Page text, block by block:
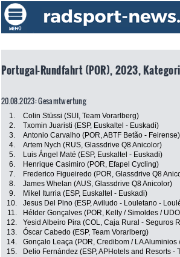
Portugal-Rundfahrt (POR), 2023,
20.08.2023: Gesamtwertung
1. Colin Stüssi (SUI, Team Vorarlberg)
2.
Txomin Juaristi (ESP, Euskaltel - Euskadi)
3.
Antonio Carvalho (POR, ABTF Betão - Feirense)
4.
Artem Nych (RUS, Glassdrive Q8 Anicolor)
5.
Luis Ángel Maté (ESP, Euskaltel - Euskadi)
6.
Henrique Casimiro (POR, Efapel Cycling)
7.
Frederico Figueiredo (POR, Glassdrive Q8
8.
James Whelan (AUS, Glassdrive Q8 Anicolor)
9.
Mikel Iturria (ESP, Euskaltel - Euskadi)
10.
Jesus Del Pino (ESP, Aviludo - Louletano -
11.
Hélder Gonçalves (POR, Kelly / Simoldes /
12.
Yesid Albeiro Pira (COL, Caja Rural - Seguros
13.
Óscar Cabedo (ESP, Team Vorarlberg)
14.
Gonçalo Leaça (POR, Credibom / LA Aluminios
15.
Delio Fernández (ESP, APHotels and Resorts -